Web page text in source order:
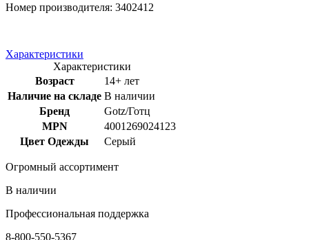
Номер производителя: 3402412
Характеристики
Характеристики
Возраст
14+ лет
Наличие на складе В наличии
Бренд
Gotz/Готц
MPN
4001269024123
Цвет Одежды
Серый
Огромный ассортимент
В наличии
Профессиональная поддержка
8-800-550-5367